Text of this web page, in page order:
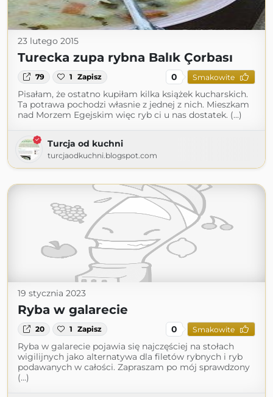
23 lutego 2015
Turecka zupa rybna Balık Çorbası
79 1 Zapisz 0 Smakowite
Pisałam, że ostatno kupiłam kilka książek kucharskich.
Ta potrawa pochodzi własnie z jednej z nich. Mieszkam
nad Morzem Egejskim więc ryb ci u nas dostatek. (...)
Turcja od kuchni
turcjaodkuchni.blogspot.com
19 stycznia 2023
Ryba w galarecie
20 1 Zapisz 0 Smakowite
Ryba w galarecie pojawia się najczęściej na stołach
wigilijnych jako alternatywa dla filetów rybnych i ryb
podawanych w całości. Zapraszam po mój sprawdzony
(...)